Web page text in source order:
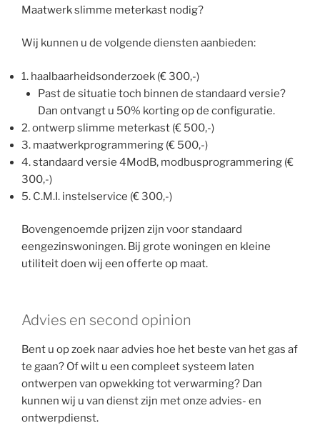
Maatwerk slimme meterkast nodig?
Wij kunnen u de volgende diensten aanbieden:
1. haalbaarheidsonderzoek (€ 300,-)
Past de situatie toch binnen de standaard versie?
Dan ontvangt u 50% korting op de configuratie.
2. ontwerp slimme meterkast (€ 500,-)
3. maatwerkprogrammering (€ 500,-)
4. standaard versie 4ModB, modbusprogrammering (€
300,-)
5. C.M.I. instelservice (€ 300,-)
Bovengenoemde prijzen zijn voor standaard
eengezinswoningen. Bij grote woningen en kleine
utiliteit doen wij een offerte op maat.
Advies en second opinion
Bent u op zoek naar advies hoe het beste van het gas af
te gaan? Of wilt u een compleet systeem laten
ontwerpen van opwekking tot verwarming? Dan
kunnen wij u van dienst zijn met onze advies- en
ontwerpdienst.